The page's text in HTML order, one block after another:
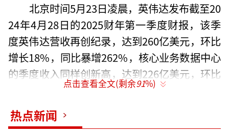
北京时间5月23日凌晨，英伟达发布截至20
24年4月28日的2025财年第一季度财报，该季
度英伟达营收再创纪录，达到260亿美元，环比
增长18%，同比暴增262%，核心业务数据中心
的季度收入同样创新高，达到226亿美元，环比
增长23%，同比暴增427%，进而带动季度净利
润达到149亿美元，环比上涨21%，同比暴涨6
28%。
点击查看全文(剩余91%)
热点新闻